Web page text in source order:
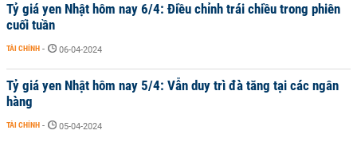
Tỷ giá yen Nhật hôm nay 6/4: Điều chỉnh trái chiều trong phiên
cuối tuần
TÀI CHÍNH - 06-04-2024
Tỷ giá yen Nhật hôm nay 5/4: Vẫn duy trì đà tăng tại các ngân
hàng
TÀI CHÍNH - 05-04-2024